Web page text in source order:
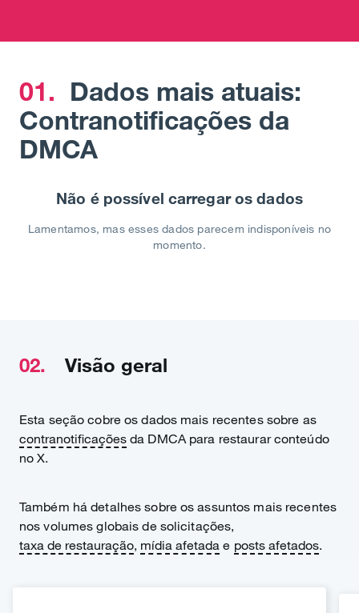
01. Dados mais atuais:
Contranotificações da
DMCA
Não é possível carregar os dados
Lamentamos, mas esses dados parecem indisponíveis no
momento.
02. Visão geral
Esta seção cobre os dados mais recentes sobre as
contranotificações da DMCA para restaurar conteúdo
no X.
Também há detalhes sobre os assuntos mais recentes
nos volumes globais de solicitações,
taxa de restauração, mídia afetada e posts afetados.